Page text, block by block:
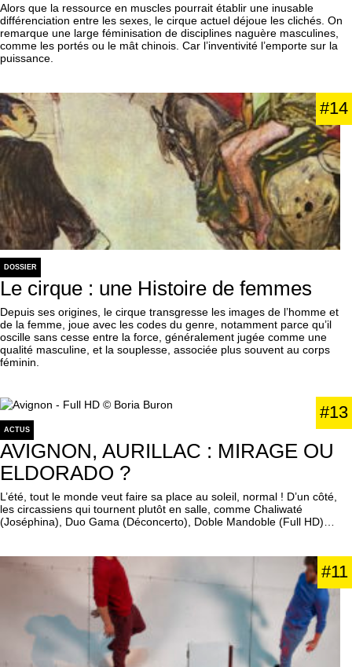
Alors que la ressource en muscles pourrait établir une inusable
différenciation entre les sexes, le cirque actuel déjoue les clichés. On
remarque une large féminisation de disciplines naguère masculines,
comme les portés ou le mât chinois. Car l’inventivité l’emporte sur la
puissance.
#14
DOSSIER
Le cirque : une Histoire de femmes
Depuis ses origines, le cirque transgresse les images de l’homme et
de la femme, joue avec les codes du genre, notamment parce qu’il
oscille sans cesse entre la force, généralement jugée comme une
qualité masculine, et la souplesse, associée plus souvent au corps
féminin.
#13
ACTUS
AVIGNON, AURILLAC : MIRAGE OU
ELDORADO ?
L’été, tout le monde veut faire sa place au soleil, normal ! D’un côté,
les circassiens qui tournent plutôt en salle, comme Chaliwaté
(Joséphina), Duo Gama (Déconcerto), Doble Mandoble (Full HD)…
#11